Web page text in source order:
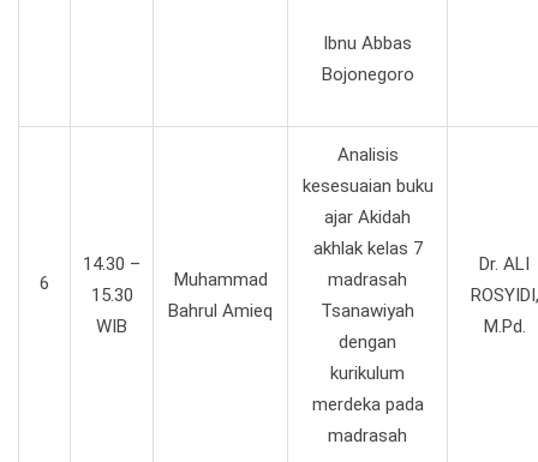
Ibnu Abbas
Bojonegoro
6
14.30 –
15.30
WIB
Muhammad
Bahrul Amieq
Analisis
kesesuaian buku
ajar Akidah
akhlak kelas 7
madrasah
Tsanawiyah
dengan
kurikulum
merdeka pada
madrasah
Dr. ALI
ROSYIDI,
M.Pd.